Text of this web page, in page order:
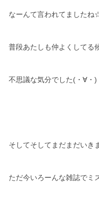
なーんて言われてましたね
普段あたしも仲よくしてる
不思議な気分でした(・∀・)
そしてそしてまだまだいき
ただ今いろーんな雑誌でミ